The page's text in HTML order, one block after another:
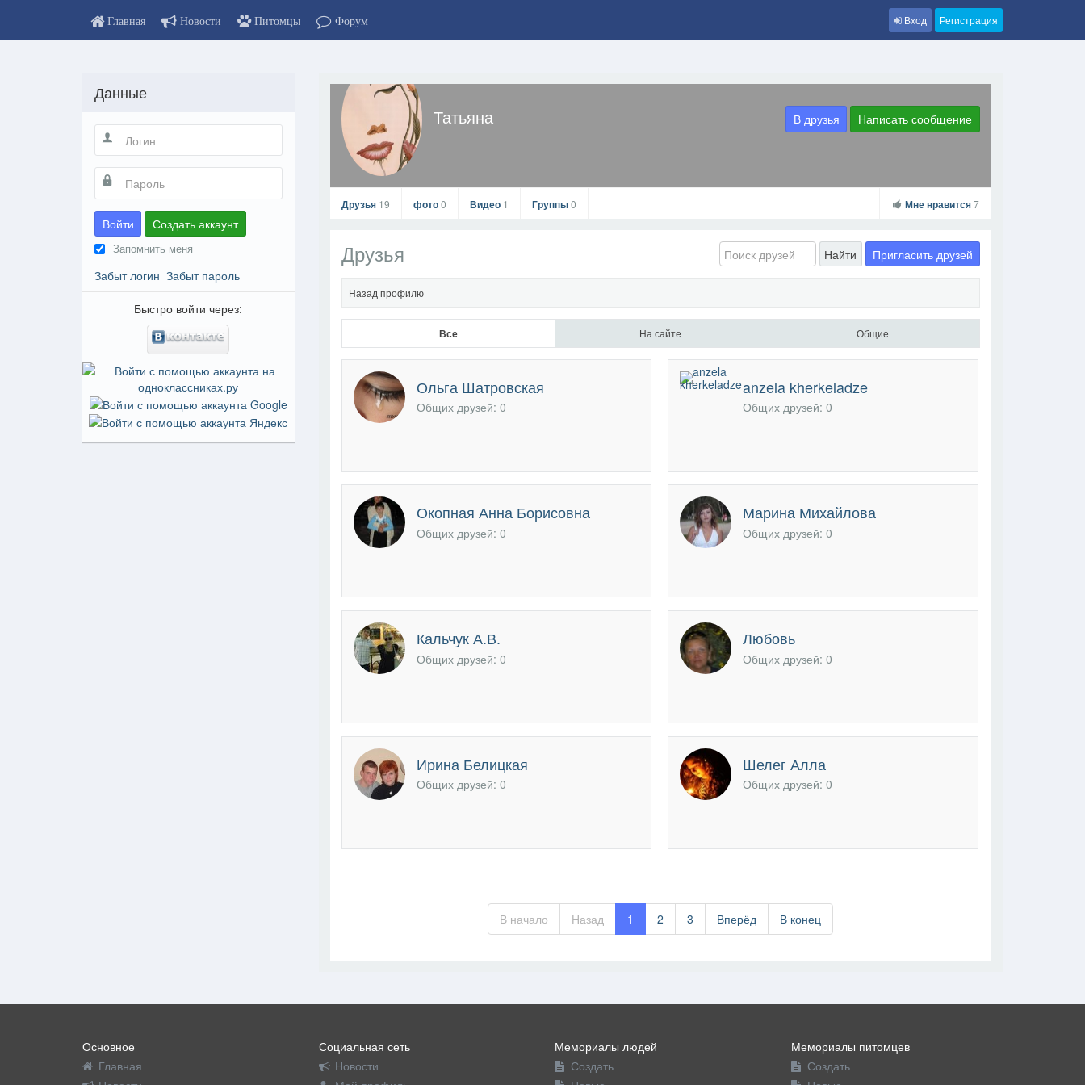
Главная Новости Питомцы Форум Вход Регистрация
Татьяна В друзья Написать сообщение
Татьяна
На профиль
В друзья Фото Видео
Друзья 19 фото0 Видео 1 Группы0 Мне нравится7
Друзья Найти Пригласить друзей
Назад профилю
Все На сайте Общие
Ольга Шатровская
Общих друзей: 0
anzela kherkeladze
Общих друзей: 0
Окопная Анна Борисовна
Общих друзей: 0
Марина Михайлова
Общих друзей: 0
Кальчук А.В.
Общих друзей: 0
Любовь
Общих друзей: 0
Ирина Белицкая
Общих друзей: 0
Шелег Алла
Общих друзей: 0
В начало Назад 1 2 3 Вперёд В конец
Данные
Войти Создать аккаунт
Запомнить меня
Забыт логин Забыт пароль
Быстро войти через:
Основное
Главная
Социальная сеть
Новости
Мемориалы людей
Создать
Мемориалы питомцев
Создать